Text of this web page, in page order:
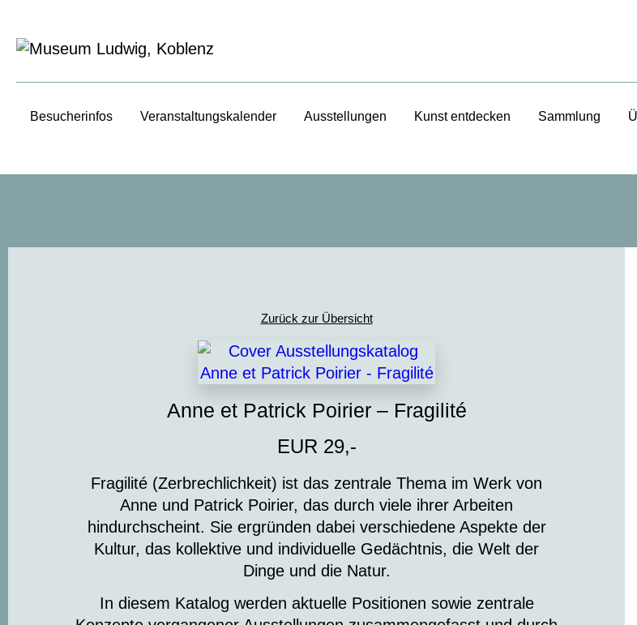
Besucherinfos Veranstaltungs­kalender Ausstellungen Kunst entdecken Sammlung
Zurück zur Übersicht
Anne et Patrick Poirier – Fragilité
EUR 29,-
Fragilité (Zerbrechlichkeit) ist das zentrale Thema im Werk von
Anne und Patrick Poirier, das durch viele ihrer Arbeiten
hindurchscheint. Sie ergründen dabei verschiedene Aspekte der
Kultur, das kollektive und individuelle Gedächtnis, die Welt der
Dinge und die Natur.
In diesem Katalog werden aktuelle Positionen sowie zentrale